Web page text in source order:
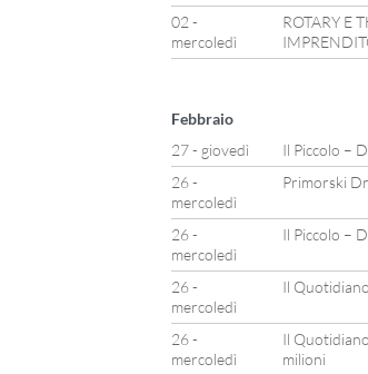
02 -
mercoledì
ROTARY E
Febbraio
27 - giovedì
Il Piccolo –
26 -
mercoledì
Primorski
26 -
mercoledì
Il Piccolo –
26 -
mercoledì
Il
26 -
mercoledì
Il
milioni